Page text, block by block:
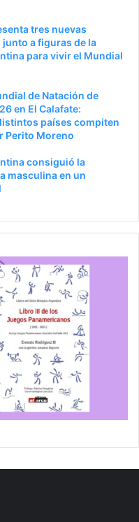
tres nuevas
a figuras de la
para vivir el Mundial
de Natación de
en El Calafate:
países compiten
Perito Moreno
consiguió la
masculina en un